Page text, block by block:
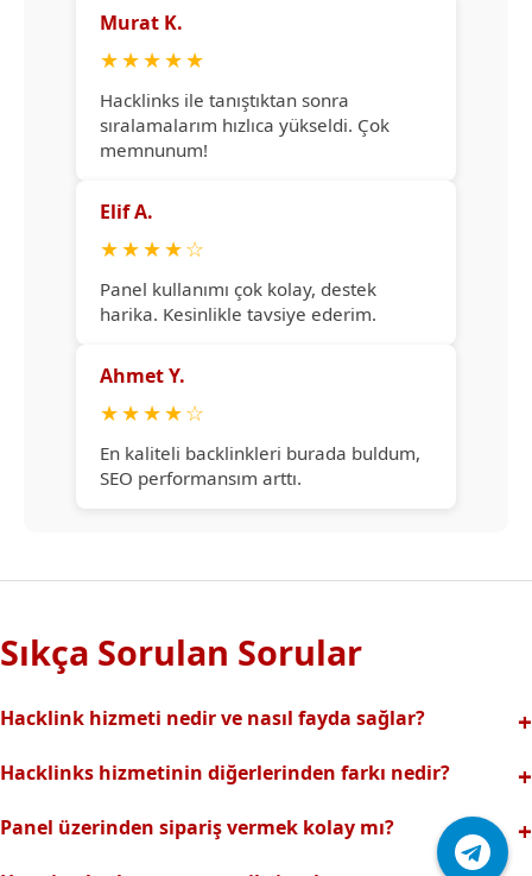
Murat K.
★★★★★
Hacklinks ile tanıştıktan sonra
sıralamalarım hızlıca yükseldi. Çok
memnunum!
Elif A.
★★★★☆
Panel kullanımı çok kolay, destek
harika. Kesinlikle tavsiye ederim.
Ahmet Y.
★★★★☆
En kaliteli backlinkleri burada buldum,
SEO performansım arttı.
Sıkça Sorulan Sorular
Hacklink hizmeti nedir ve nasıl fayda sağlar?
backlinklerle sitenizin arama motorlarındaki
sıralamalarınız hızlıca yükselir.
Hacklinks hizmetinin diğerlerinden farkı nedir?
riski olmadan, en kaliteli ve etkili backlinkler sunuyoruz.
Profesyonel ekibimizle hızlı destek sağlanır.Ayrıca Daha
Panel üzerinden sipariş vermek kolay mı?
Hacklinks paneli kullanıcı dostu arayüzüyle kolayca sipariş